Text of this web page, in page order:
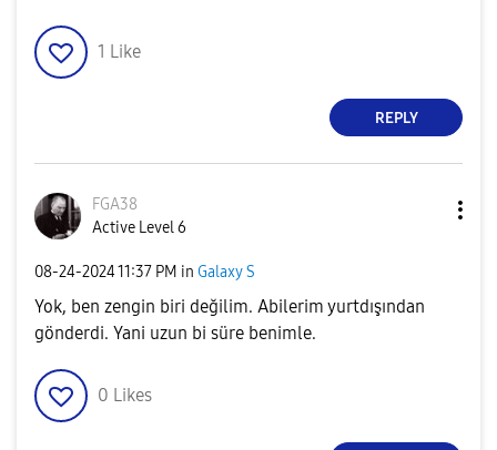
1 Like
REPLY
FGA38
Active Level 6
‎08-24-202411:37 PM in Galaxy S
Yok, ben zengin biri değilim. Abilerim yurtdışından
gönderdi. Yani uzun bi süre benimle.
0 Likes